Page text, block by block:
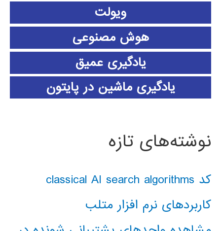
ویولت
هوش مصنوعی
یادگیری عمیق
یادگیری ماشین در پایتون
نوشته‌های تازه
کد classical AI search algorithms
کاربردهای نرم افزار متلب